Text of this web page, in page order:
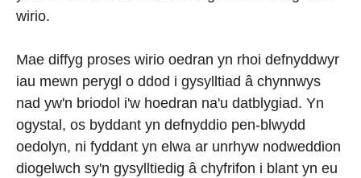
wirio.
Mae diffyg proses wirio oedran yn rhoi defnyddwyr
iau mewn perygl o ddod i gysylltiad â chynnwys
nad yw'n briodol i'w hoedran na'u datblygiad. Yn
ogystal, os byddant yn defnyddio pen-blwydd
oedolyn, ni fyddant yn elwa ar unrhyw nodweddion
diogelwch sy'n gysylltiedig â chyfrifon i blant yn eu